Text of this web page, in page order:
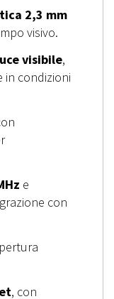
2,3 mm
visivo.
visibile,
in condizioni
e
con
, con